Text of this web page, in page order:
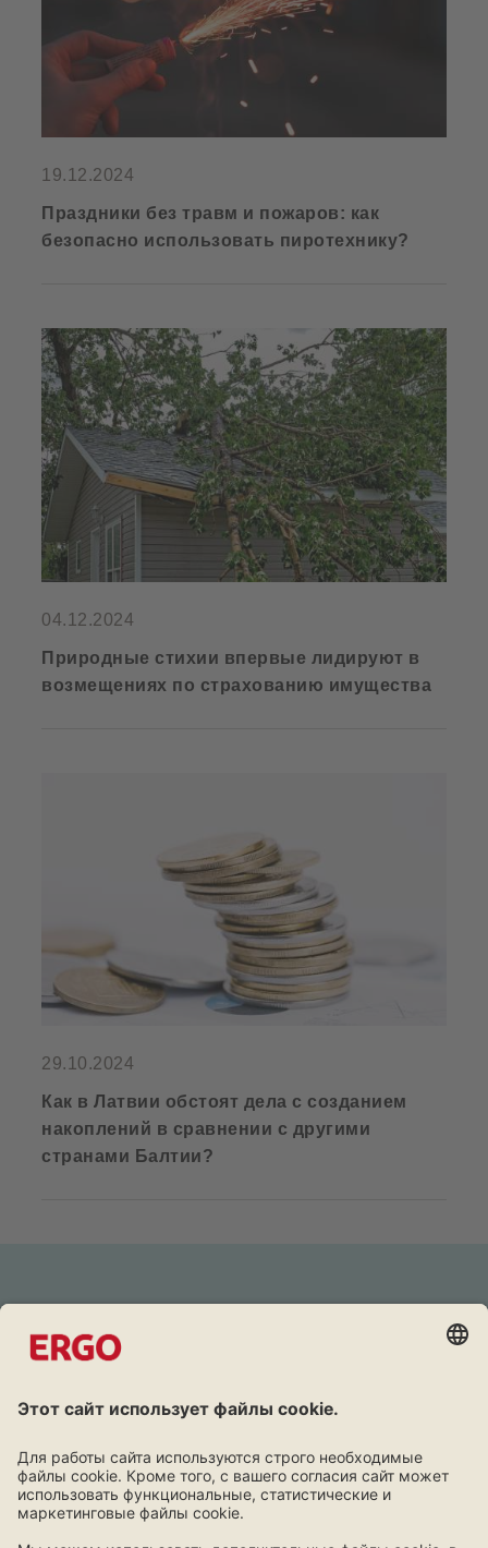
19.12.2024
Праздники без травм и пожаров: как
безопасно использовать пиротехнику?
04.12.2024
Природные стихии впервые лидируют в
возмещениях по страхованию имущества
29.10.2024
Как в Латвии обстоят дела с созданием
накоплений в сравнении с другими
странами Балтии?
Дружба окупается
Узнать больше!